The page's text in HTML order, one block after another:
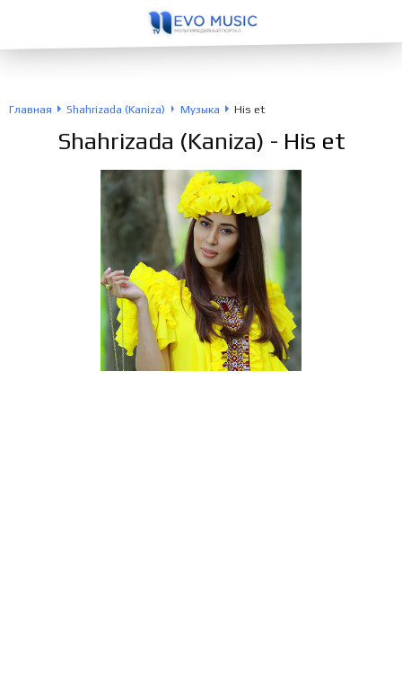
Главная Shahrizada (Kaniza) Музыка His et
Shahrizada (Kaniza) - His et